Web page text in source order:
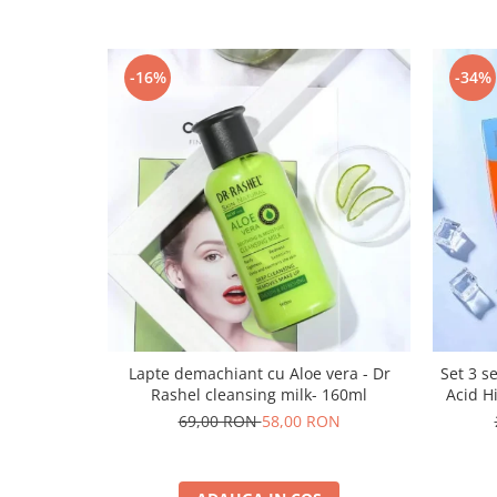
-16%
Lapte demachiant cu Aloe vera - Dr
Rashel cleansing milk- 160ml
69,00 RON58,00 RON
-34%
Set 3
Acid